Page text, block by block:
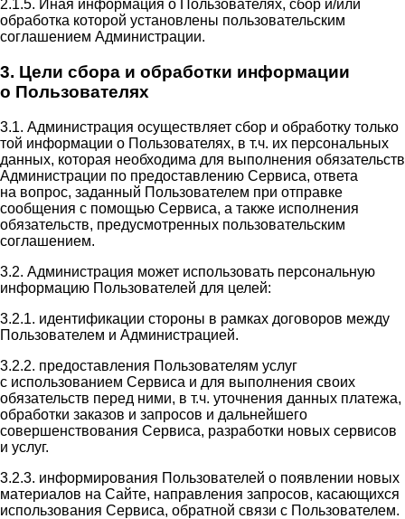
2.1.5. Иная информация о Пользователях, сбор и/или
обработка которой установлены пользовательским
соглашением Администрации.
3. Цели сбора и обработки информации
о Пользователях
3.1. Администрация осуществляет сбор и обработку только
той информации о Пользователях, в т.ч. их персональных
данных, которая необходима для выполнения обязательств
Администрации по предоставлению Сервиса, ответа
на вопрос, заданный Пользователем при отправке
сообщения с помощью Сервиса, а также исполнения
обязательств, предусмотренных пользовательским
соглашением.
3.2. Администрация может использовать персональную
информацию Пользователей для целей:
3.2.1. идентификации стороны в рамках договоров между
Пользователем и Администрацией.
3.2.2. предоставления Пользователям услуг
с использованием Сервиса и для выполнения своих
обязательств перед ними, в т.ч. уточнения данных платежа,
обработки заказов и запросов и дальнейшего
совершенствования Сервиса, разработки новых сервисов
и услуг.
3.2.3. информирования Пользователей о появлении новых
материалов на Сайте, направления запросов, касающихся
использования Сервиса, обратной связи с Пользователем.